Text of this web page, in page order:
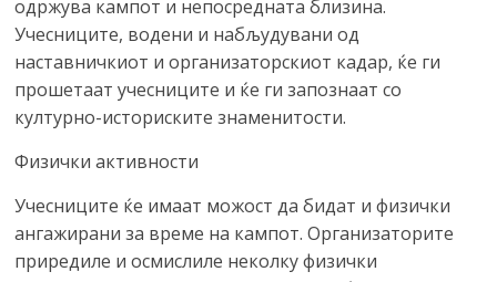
одржува кампот и непосредната близина.
Учесниците, водени и набљудувани од
наставничкиот и организаторскиот кадар, ќе ги
прошетаат учесниците и ќе ги запознаат со
културно-историските знаменитости.
Физички активности
Учесниците ќе имаат можост да бидат и физички
ангажирани за време на кампот. Организаторите
приредиле и осмислиле неколку физички